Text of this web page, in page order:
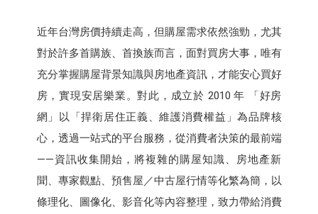
近年台灣房價持續走高，但購屋需求依然強勁，尤其
對於許多首購族、首換族而言，面對買房大事，唯有
充分掌握購屋背景知識與房地產資訊，才能安心買好
房，實現安居樂業。對此，成立於 2010 年 「好房
網」以「捍衛居住正義、維護消費權益」為品牌核
心，透過一站式的平台服務，從消費者決策的最前端
——資訊收集開始，將複雜的購屋知識、房地產新
聞、專家觀點、預售屋／中古屋行情等化繁為簡，以
條理化、圖像化、影音化等內容整理，致力帶給消費